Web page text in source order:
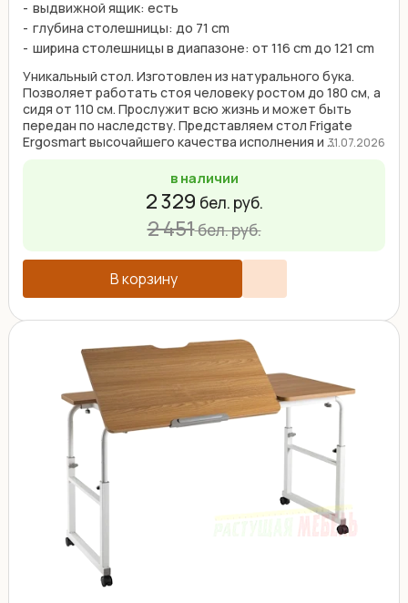
выдвижной ящик: есть
глубина столешницы: до 71 cm
ширина столешницы в диапазоне: от 116 cm до 121 cm
Уникальный стол. Изготовлен из натурального бука.
Позволяет работать стоя человеку ростом до 180 см, а
сидя от 110 см. Прослужит всю жизнь и может быть
передан по наследству. Представляем стол Frigate
Ergosmart высочайшего качества исполнения и ...31.07.2026
в наличии
2 329 бел. руб.
2 451бел. руб.
В корзину